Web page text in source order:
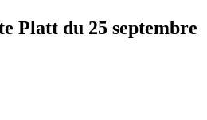
Platt du 25 septembre